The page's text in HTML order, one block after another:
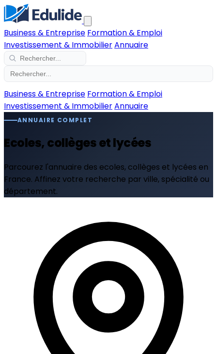
Business & Entreprise Formation & Emploi
Investissement & ImmobilierAnnuaire
Business & Entreprise Formation & Emploi
Investissement & ImmobilierAnnuaire
ANNUAIRE COMPLET
Ecoles, collèges et lycées
Parcourez l'annuaire des ecoles, collèges et lycées en
France. Affinez votre recherche par ville, spécialité ou
département.